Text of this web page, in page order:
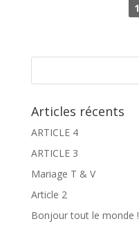
1
Articles récents
ARTICLE 4
ARTICLE 3
Mariage T & V
Article 2
Bonjour tout le monde !